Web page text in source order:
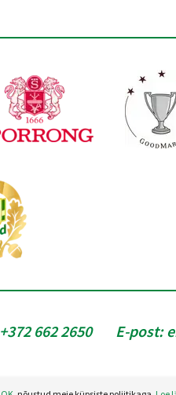
+372 662 2650 E-post: